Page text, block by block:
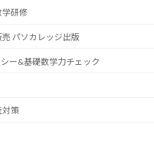
学研修
パソカレッジ出版
ー&基礎数学力チェック
対策